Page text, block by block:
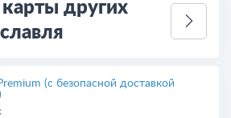
других
(с безопасной доставкой